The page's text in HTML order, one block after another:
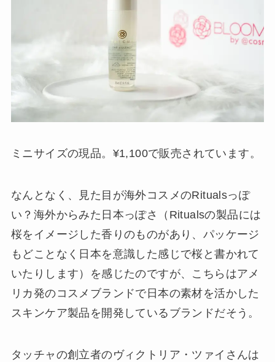
ミニサイズの現品。¥1,100で販売されています。
なんとなく、見た目が海外コスメのRitualsっぽ
い？海外からみた日本っぽさ（Ritualsの製品には
桜をイメージした香りのものがあり、パッケージ
もどことなく日本を意識した感じで桜と書かれて
いたりします）を感じたのですが、こちらはアメ
リカ発のコスメブランドで日本の素材を活かした
スキンケア製品を開発しているブランドだそう。
タッチャの創立者のヴィクトリア・ツァイさんは